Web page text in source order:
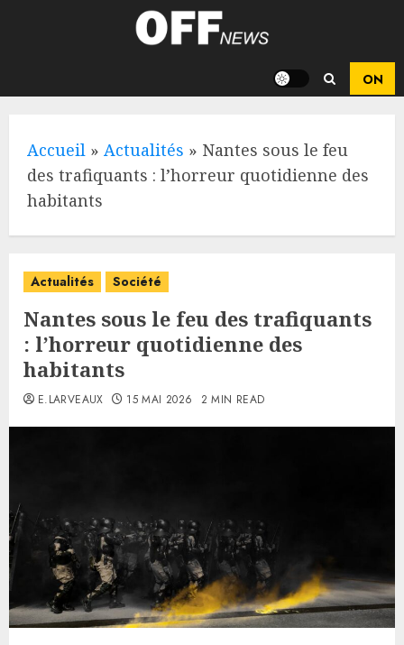
Accueil » Actualités » Nantes sous le feu
des trafiquants : l’horreur quotidienne des
habitants
Actualités Société
Nantes sous le feu des trafiquants
: l’horreur quotidienne des
habitants
E.LARVEAUX 15 MAI 2026 2 MIN READ